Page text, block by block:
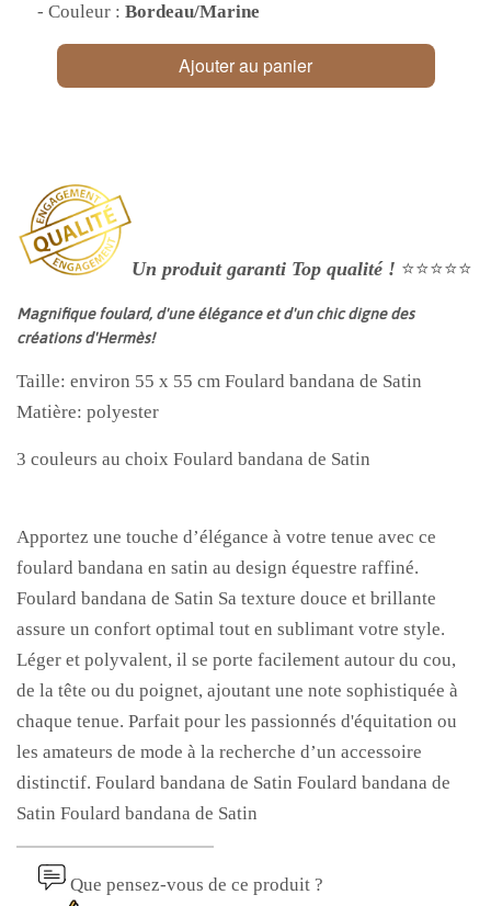
- Couleur : Bordeau/Marine
Ajouter au panier
Un produit garanti Top qualité ! ⭐⭐⭐⭐⭐
Magnifique foulard, d'une élégance et d'un chic digne des
créations d'Hermès!
Taille: environ 55 x 55 cm Foulard bandana de Satin
Matière: polyester
3 couleurs au choix Foulard bandana de Satin
Apportez une touche d’élégance à votre tenue avec ce
foulard bandana en satin au design équestre raffiné.
Foulard bandana de Satin Sa texture douce et brillante
assure un confort optimal tout en sublimant votre style.
Léger et polyvalent, il se porte facilement autour du cou,
de la tête ou du poignet, ajoutant une note sophistiquée à
chaque tenue. Parfait pour les passionnés d'équitation ou
les amateurs de mode à la recherche d’un accessoire
distinctif. Foulard bandana de Satin Foulard bandana de
Satin Foulard bandana de Satin
Que pensez-vous de ce produit ?